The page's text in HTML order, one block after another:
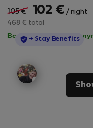
105 € 102 € / night
468 € total
Все коммунальные
StayProtection
+ Stay Benefits